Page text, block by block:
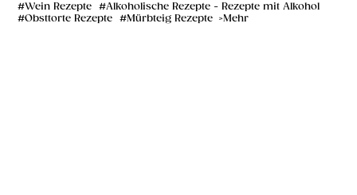
Wein Rezepte
Alkoholische Rezepte - Rezepte mit Alkohol
Obsttorte Rezepte
Mürbteig Rezepte Mehr